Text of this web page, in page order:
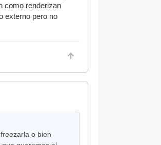
como renderizan
externo pero no
o bien